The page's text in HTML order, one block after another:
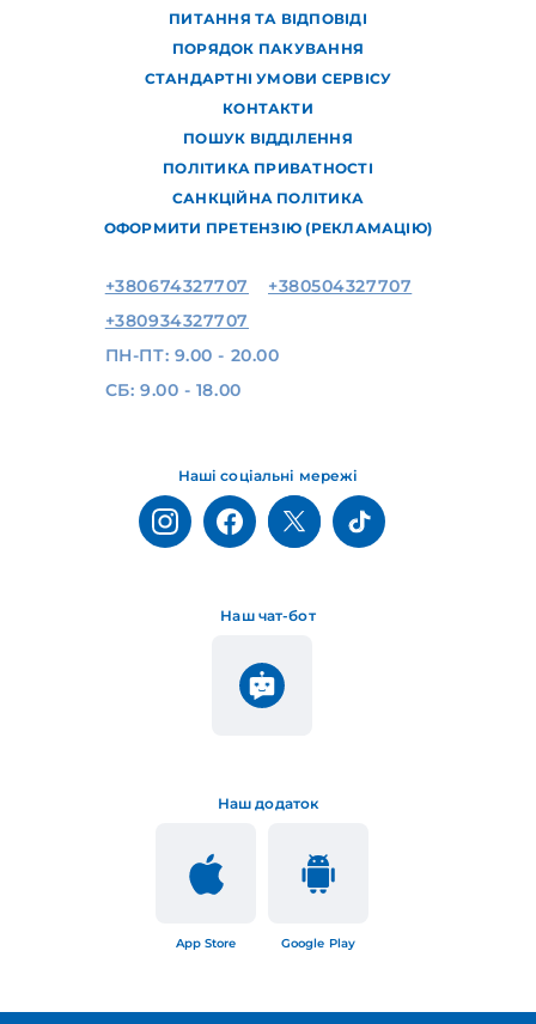
ПИТАННЯ ТА ВІДПОВІДІ
ПОРЯДОК ПАКУВАННЯ
СТАНДАРТНІ УМОВИ СЕРВІСУ
КОНТАКТИ
ПОШУК ВІДДІЛЕННЯ
ПОЛІТИКА ПРИВАТНОСТІ
САНКЦІЙНА ПОЛІТИКА
ОФОРМИТИ ПРЕТЕНЗІЮ (РЕКЛАМАЦІЮ)
Наш додаток
App Store Google Play
Наш чат-бот
Наші соціальні мережі
+380674327707
+380504327707
+380934327707
ПН-ПТ: 9.00 - 20.00
СБ: 9.00 - 18.00